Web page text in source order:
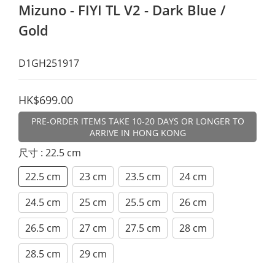
Mizuno - FIYI TL V2 - Dark Blue /
Gold
D1GH251917
HK$699.00
PRE-ORDER ITEMS TAKE 10-20 DAYS OR LONGER TO
ARRIVE IN HONG KONG
尺寸 : 22.5 cm
22.5 cm
23 cm 23.5 cm
24 cm
24.5 cm
25 cm 25.5 cm
26 cm
26.5 cm
27 cm 27.5 cm
28 cm
28.5 cm
29 cm